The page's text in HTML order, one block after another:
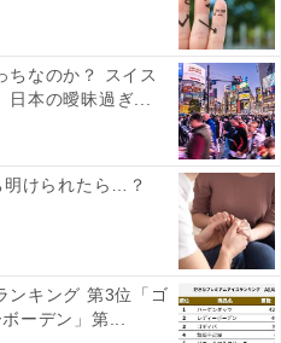
、現在の就労状況に関わら
自分に合った仕事があると
ちなのか？ スイス
本の曖昧過ぎ...
明けられたら…？
ンキング 第3位「ゴ
ーデン」第...